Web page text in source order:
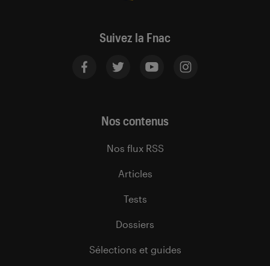
Suivez la Fnac
Nos contenus
Nos flux RSS
Articles
Tests
Dossiers
Sélections et guides